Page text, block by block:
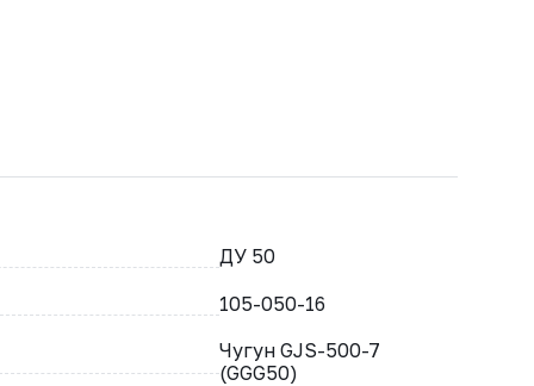
ДУ 50
105-050-16
Чугун GJS-500-7
(GGG50)